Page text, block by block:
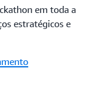
em toda a
estratégicos e